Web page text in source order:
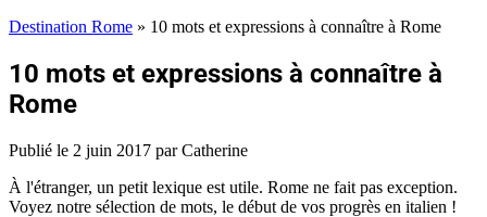
Destination Rome » 10 mots et expressions à connaître à Rome
10 mots et expressions à connaître à
Rome
Publié le 2 juin 2017 par Catherine
À l'étranger, un petit lexique est utile. Rome ne fait pas exception.
Voyez notre sélection de mots, le début de vos progrès en italien !